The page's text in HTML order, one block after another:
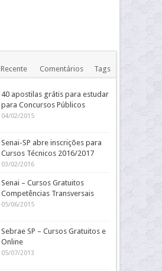
Recente Comentários Tags
40 apostilas grátis para estudar
para Concursos Públicos
04/02/2015
Senai-SP abre inscrições para
Cursos Técnicos 2016/2017
03/02/2016
Senai – Cursos Gratuitos
Competências Transversais
05/06/2015
Sebrae SP – Cursos Gratuitos e
Online
05/07/2013